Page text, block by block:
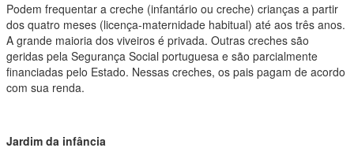
Podem frequentar a creche (infantário ou creche) crianças a partir
dos quatro meses (licença-maternidade habitual) até aos três anos.
A grande maioria dos viveiros é privada. Outras creches são
geridas pela Segurança Social portuguesa e são parcialmente
financiadas pelo Estado. Nessas creches, os pais pagam de acordo
com sua renda.
Jardim da infância